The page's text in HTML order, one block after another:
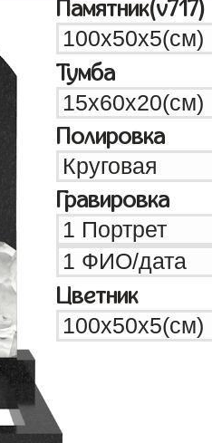
Памятник(v717)
Тумба
Полировка
Гравировка
Цветник